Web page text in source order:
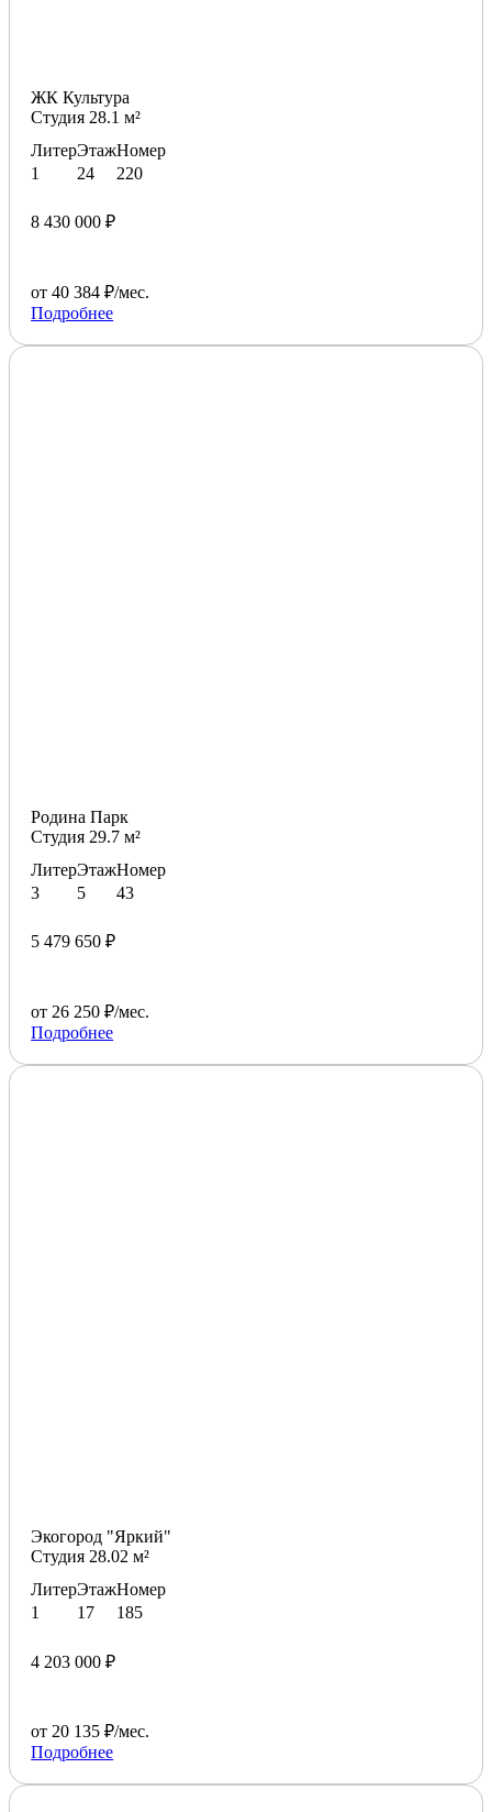
ЖК Культура
Студия 28.1 м²
Литер
1
Этаж
24
Номер
220
8 430 000 ₽
от 40 384 ₽/мес.
Подробнее
Родина Парк
Студия 29.7 м²
Литер
3
Этаж
5
Номер
43
5 479 650 ₽
от 26 250 ₽/мес.
Подробнее
Экогород "Яркий"
Студия 28.02 м²
Литер
1
Этаж
17
Номер
185
4 203 000 ₽
от 20 135 ₽/мес.
Подробнее